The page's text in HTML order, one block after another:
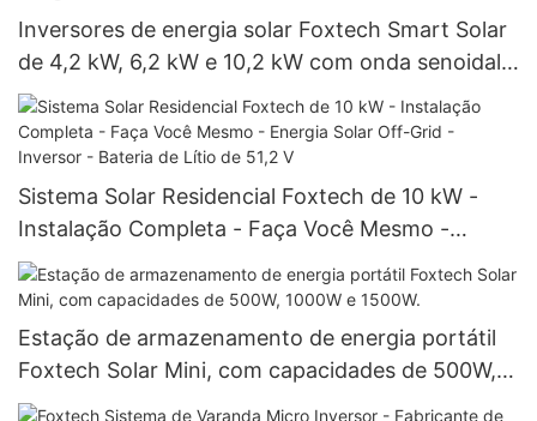
Inversores de energia solar Foxtech Smart Solar
de 4,2 kW, 6,2 kW e 10,2 kW com onda senoidal
pura, para sistemas de energia solar isolados da
rede.
Sistema Solar Residencial Foxtech de 10 kW -
Instalação Completa - Faça Você Mesmo -
Energia Solar Off-Grid - Inversor - Bateria de
Lítio de 51,2 V
Estação de armazenamento de energia portátil
Foxtech Solar Mini, com capacidades de 500W,
1000W e 1500W.